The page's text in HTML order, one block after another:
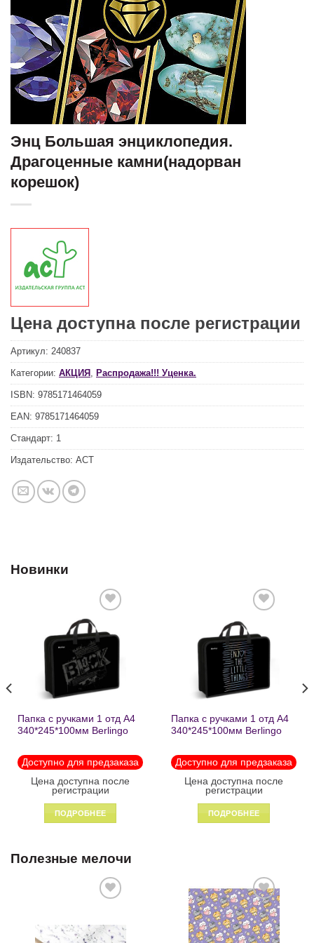
Энц Большая энциклопедия.
Драгоценные камни(надорван
корешок)
Цена доступна после регистрации
Артикул: 240837
Категории: АКЦИЯ , Распродажа!!! Уценка.
ISBN: 9785171464059
EAN: 9785171464059
Стандарт: 1
Издательство: АСТ
Новинки
Добавить
в список
желаний
Папка с ручками 1 отд А4
340*245*100мм Berlingo
молнии1246
Доступно для предзаказа
Цена доступна после
регистрации
ПОДРОБНЕЕ
Добавить
в список
желаний
Папка с ручками 1 отд А4
340*245*100мм Berlingo
пластик на молнии 1215
Доступно для предзаказа
Цена доступна после
регистрации
ПОДРОБНЕЕ
Полезные мелочи
желаний
Добавить
в список
желаний